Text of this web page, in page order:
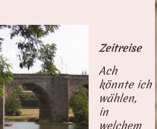
Zeitreise
Ach
könnte ich
wählen,
in
welchem